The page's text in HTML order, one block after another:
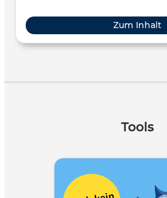
Zum Inhalt
Tools